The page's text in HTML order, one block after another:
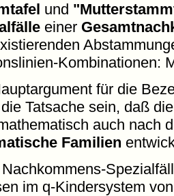
und
einer
Kombinationen:
für die
Tatsache sein, daß
auch nach
Familien
im q-Kindersystem